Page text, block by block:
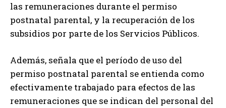
las remuneraciones durante el permiso
postnatal parental, y la recuperación de los
subsidios por parte de los Servicios Públicos.
Además, señala que el período de uso del
permiso postnatal parental se entienda como
efectivamente trabajado para efectos de las
remuneraciones que se indican del personal del